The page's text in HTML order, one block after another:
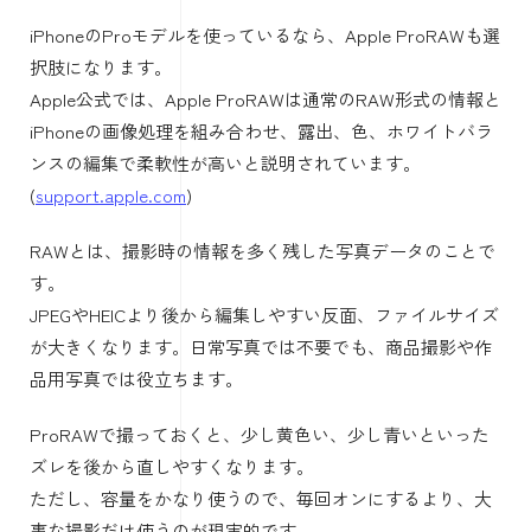
バランスを固定しておくのが重要です。
途中で自動補正が動くと、最初は自然だった肌色が後半だ
け黄色くなるようなミスが起きます。仕事用の動画、
YouTube、商品紹介、店舗撮影では、手動アプリの利用を
検討してください。
iPhoneでProRAWを使うとホワイトバラン
ス編集がしやすい
ProRAWは撮影後の色補正に強い